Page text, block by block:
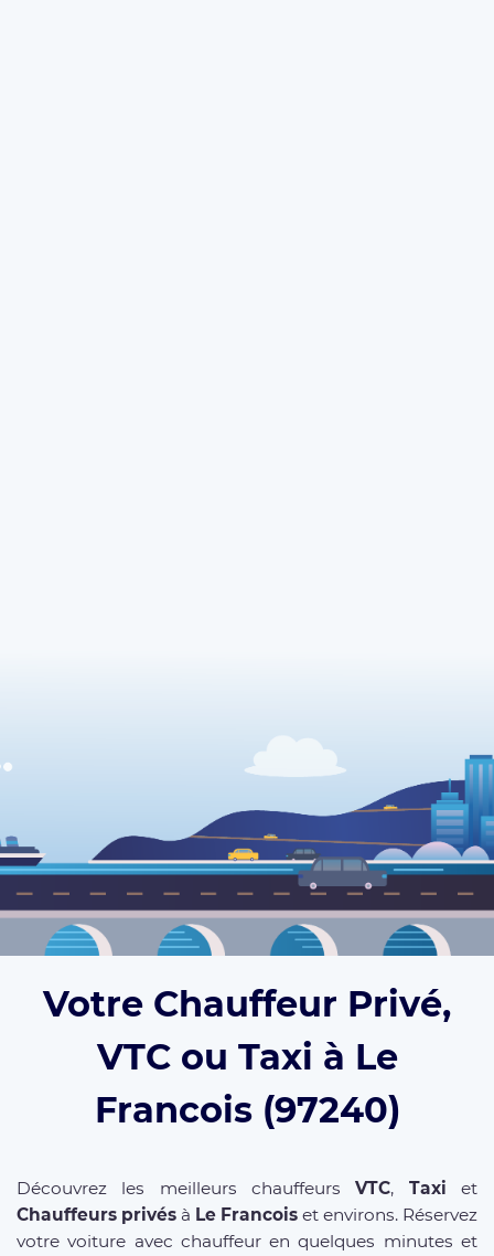
Votre Chauffeur Privé,
VTC ou Taxi à Le
Francois (97240)
Découvrez les meilleurs chauffeursVTC, Taxi et
Chauffeurs privés à Le Francois et environs. Réservez
votre voiture avec chauffeur en quelques minutes et